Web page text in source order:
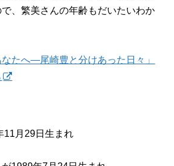
、繁美さんの年齢もだいたいわか
なたへ―尾崎豊と分けあった日々」
11月29日生まれ